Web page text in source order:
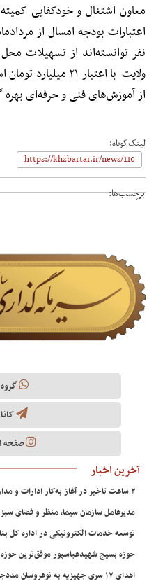
معاون اشتغال و خودکفایی
نفر توانسته‌اند از تسهیلات
از آموزش‌های فنی و حرفه‌ای بهره
لینک‌کوتاه:
برچسب‌ها:
صفحه
آخرین اخبار
۲ ساعت تاخیر در آغاز به‌کار ادارات و مدارس ۶ شهر خوزستان
مدیرعامل سازمان سیما، منظر و فضای
توسعه خدمات الکترونیکی در اداره کل
حوزه بسیج شهیدعباسپور موفق‌ترین
اهدای ۱۷ سری جهیزیه به نوعروسان مددجو رامهرمز